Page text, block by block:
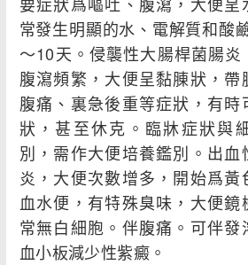
常發生明顯的水、電解質和酸
～10天。侵襲性大腸桿菌腸炎
腹瀉頻繁，大便呈黏腖狀，帶
腹痛、裏急後重等症狀，有
狀，甚至休克。臨牀症狀與
別，需作大便培養鑑別。出
炎，大便次數增多，開始爲黃
血水便，有特殊臭味，大便鏡
常無白細胞。伴腹痛。可伴發
血小板減少性紫癜。